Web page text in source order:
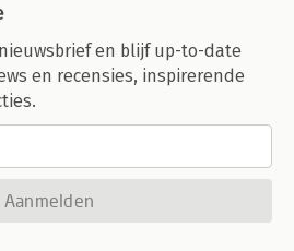
en blijf up-to-date
en recensies, inspirerende
Aanmelden